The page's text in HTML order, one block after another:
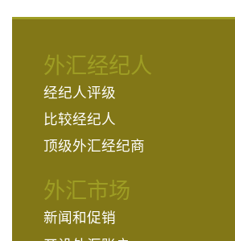
外汇经纪人
经纪人评级
比较经纪人
顶级外汇经纪商
外汇市场
新闻和促销